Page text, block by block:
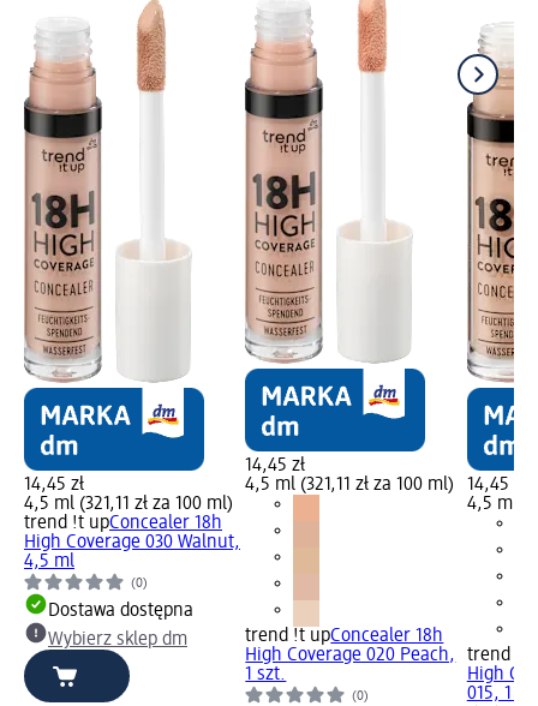
14,45 zł
4,5 ml (321,11 zł za 100 ml)
trend !t upConcealer 18h
High Coverage 030 Walnut,
4,5 ml
(0)
Dostawa dostępna
Wybierz sklep dm
14,45 zł
4,5 ml (321,11 zł za 100 ml)
trend !t upConcealer 18h
High Coverage 020 Peach,
1 szt.
(0)
14,45 zł
4,5 ml
trend !t
High
015, 1